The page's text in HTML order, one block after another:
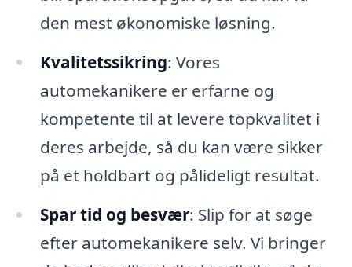
den mest økonomiske løsning.
Kvalitetssikring: Vores
automekanikere er erfarne og
kompetente til at levere topkvalitet i
deres arbejde, så du kan være sikker
på et holdbart og pålideligt resultat.
Spar tid og besvær: Slip for at søge
efter automekanikere selv. Vi bringer